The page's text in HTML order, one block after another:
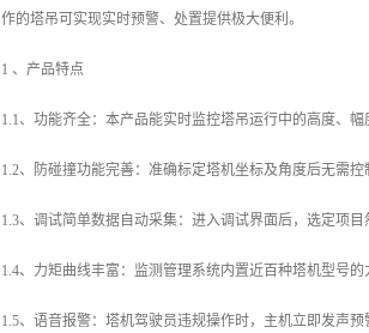
作的塔吊可实现实时预警、处置提供极大便利。
1 、产品特点
1.1、功能齐全：本产品能实时监控塔吊运行中的高度、
1.2、防碰撞功能完善：准确标定塔机坐标及角度后无需
1.3、调试简单数据自动采集：进入调试界面后，选定项
1.4、力矩曲线丰富：监测管理系统内置近百种塔机型号
1.5、语音报警：塔机驾驶员违规操作时，主机立即发声